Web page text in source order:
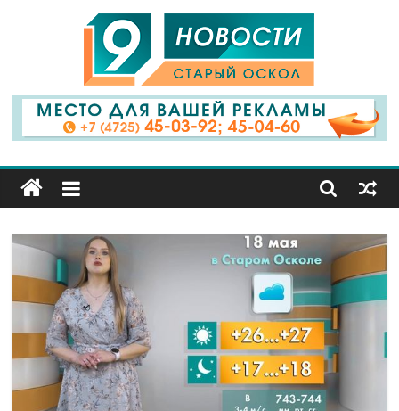
9
Канал
Старый
Оскол